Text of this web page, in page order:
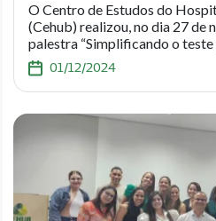
O Centro de Estudos do
(Cehub) realizou, no dia 27 de
palestra “Simplificando o teste
01/12/2024